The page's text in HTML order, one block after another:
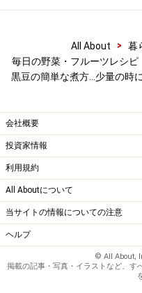
水筒には再度熱湯を注い
All About > 暮
毎日の野菜・フルーツレシピ
黒豆の簡単な煮方…少量の時
会社概要
投資家情報
利用規約
All Aboutについて
当サイトの情報についての注意
ヘルプ
© All About,
掲載の記事・写真・イラストなど、す